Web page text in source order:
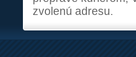
zvolenú adresu.